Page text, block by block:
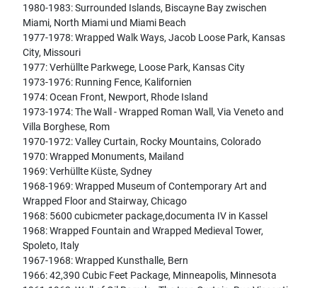
1980-1983: Surrounded Islands, Biscayne Bay zwischen
Miami, North Miami und Miami Beach
1977-1978: Wrapped Walk Ways, Jacob Loose Park, Kansas
City, Missouri
1977: Verhüllte Parkwege, Loose Park, Kansas City
1973-1976: Running Fence, Kalifornien
1974: Ocean Front, Newport, Rhode Island
1973-1974: The Wall - Wrapped Roman Wall, Via Veneto and
Villa Borghese, Rom
1970-1972: Valley Curtain, Rocky Mountains, Colorado
1970: Wrapped Monuments, Mailand
1969: Verhüllte Küste, Sydney
1968-1969: Wrapped Museum of Contemporary Art and
Wrapped Floor and Stairway, Chicago
1968: 5600 cubicmeter package,documenta IV in Kassel
1968: Wrapped Fountain and Wrapped Medieval Tower,
Spoleto, Italy
1967-1968: Wrapped Kunsthalle, Bern
1966: 42,390 Cubic Feet Package, Minneapolis, Minnesota